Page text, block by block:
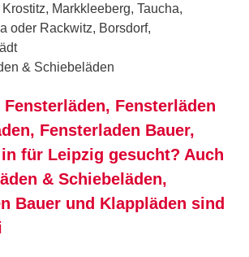
Markkleeberg, Taucha,
oder Rackwitz, Borsdorf,
& Schiebeläden
Fensterläden
Fensterladen Bauer,
für Leipzig gesucht? Auch
& Schiebeläden,
Bauer und Klappläden sind